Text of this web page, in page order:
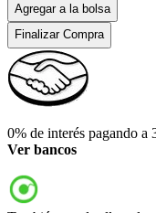
Agregar a la bolsa
Finalizar Compra
0% de interés pagando a
Ver bancos